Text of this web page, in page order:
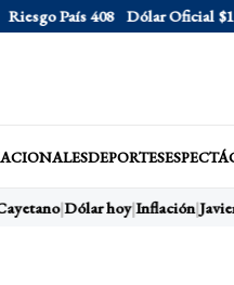
País 408 Dólar Oficial $1520
DEPORTES
Dólar hoy Inflación Javier